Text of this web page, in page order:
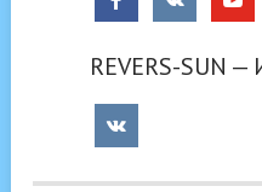
REVERS-SUN